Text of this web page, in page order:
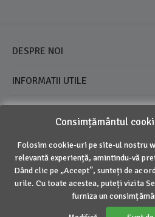
DESPRE NOI
INFORMATII UTILE
CONTACT
© 2016 - 2026 Inovius. Marca Inregistrata
Consimțământul
Folosim cookie-uri pe site-ul nostru
relevantă experiență, amintindu-vă
Dând clic pe „Accept”, sunteți de
urile. Cu toate acestea, puteți vizita
furniza un